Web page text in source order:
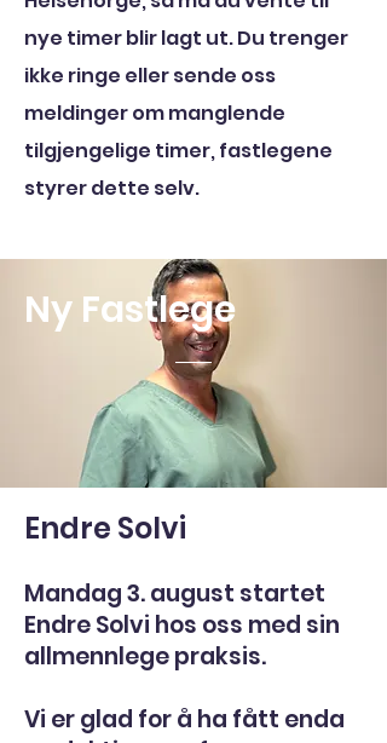
nye timer blir lagt ut. Du trenger
ikke ringe eller sende oss
meldinger om manglende
tilgjengelige timer, fastlegene
styrer dette selv.
Ny Fastlege
Endre Solvi
Mandag 3. august startet
Endre Solvi hos oss med sin
allmennlege praksis.
Vi er glad for å ha fått enda